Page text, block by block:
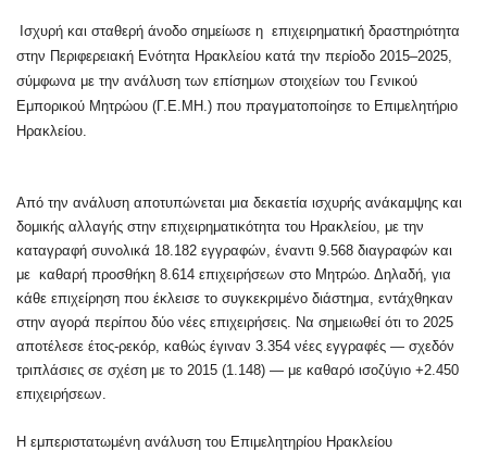
Ισχυρή και σταθερή άνοδο σημείωσε η επιχειρηματική δραστηριότητα
στην Περιφερειακή Ενότητα Ηρακλείου κατά την περίοδο 2015–2025,
σύμφωνα με την ανάλυση των επίσημων στοιχείων του Γενικού
Εμπορικού Μητρώου (Γ.Ε.ΜΗ.) που πραγματοποίησε το Επιμελητήριο
Ηρακλείου.
Από την ανάλυση αποτυπώνεται μια δεκαετία ισχυρής ανάκαμψης και
δομικής αλλαγής στην επιχειρηματικότητα του Ηρακλείου, με την
καταγραφή συνολικά 18.182 εγγραφών, έναντι 9.568 διαγραφών και
με καθαρή προσθήκη 8.614 επιχειρήσεων στο Μητρώο. Δηλαδή, για
κάθε επιχείρηση που έκλεισε το συγκεκριμένο διάστημα, εντάχθηκαν
στην αγορά περίπου δύο νέες επιχειρήσεις. Να σημειωθεί ότι το 2025
αποτέλεσε έτος-ρεκόρ, καθώς έγιναν 3.354 νέες εγγραφές — σχεδόν
τριπλάσιες σε σχέση με το 2015 (1.148) — με καθαρό ισοζύγιο +2.450
επιχειρήσεων.
Η εμπεριστατωμένη ανάλυση του Επιμελητηρίου Ηρακλείου